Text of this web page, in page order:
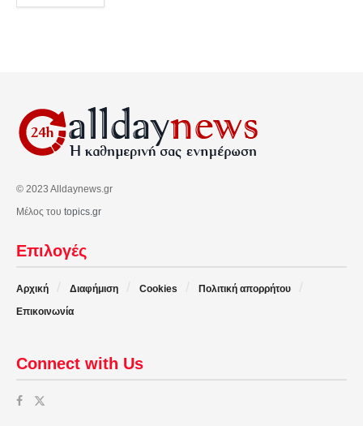
© 2023 Alldaynews.gr
Μέλος του topics.gr
Επιλογές
Αρχική Διαφήμιση Cookies
Πολιτική απορρήτου
Επικοινωνία
Connect with Us